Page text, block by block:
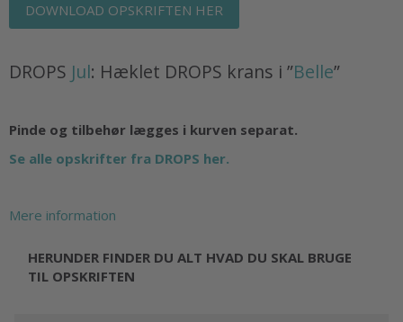
DOWNLOAD OPSKRIFTEN HER
DROPS Jul: Hæklet DROPS krans i ”Belle”
Pinde og tilbehør lægges i kurven separat.
Se alle opskrifter fra DROPS her.
Mere information
HERUNDER FINDER DU ALT HVAD DU SKAL BRUGE
TIL OPSKRIFTEN